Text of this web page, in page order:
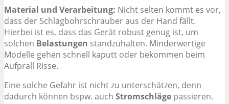
Material und Verarbeitung: Nicht selten kommt es vor,
dass der Schlagbohrschrauber aus der Hand fällt.
Hierbei ist es, dass das Gerät robust genug ist, um
solchen Belastungen standzuhalten. Minderwertige
Modelle gehen schnell kaputt oder bekommen beim
Aufprall Risse.
Eine solche Gefahr ist nicht zu unterschätzen, denn
dadurch können bspw. auch Stromschläge passieren.